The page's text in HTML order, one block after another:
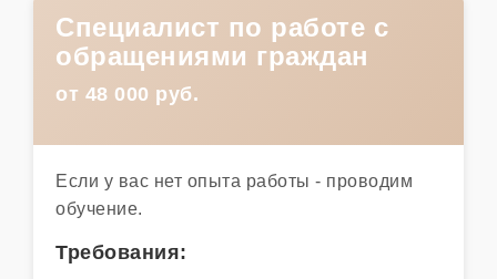
Специалист по работе с
обращениями граждан
от 48 000 руб.
Если у вас нет опыта работы - проводим
обучение.
Требования: